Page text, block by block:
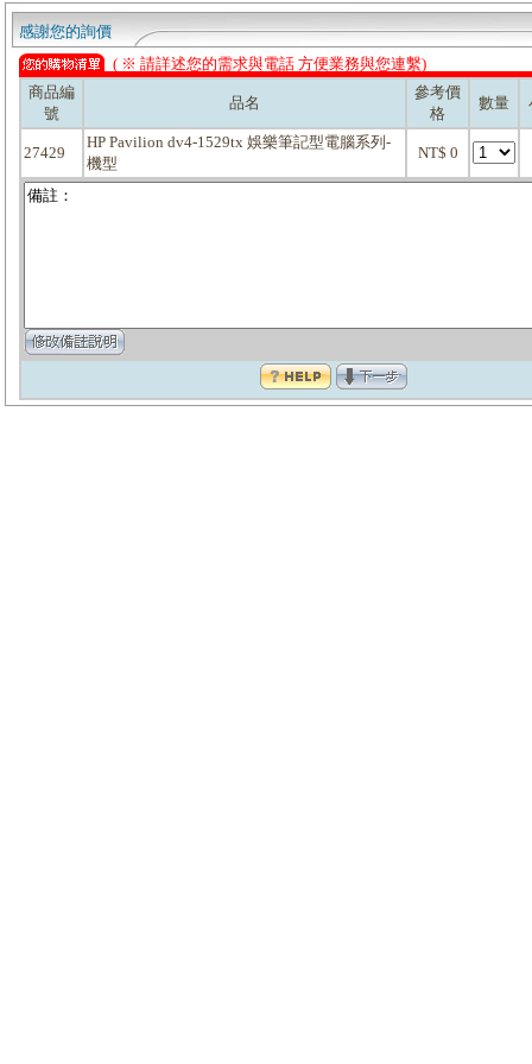
感謝您的詢價
( ※ 請詳述您的需求與電話 方便業務與您連繫)
商品編
號
品名
參考價
格
數量
27429
HP Pavilion dv4-1529tx 娛樂筆記型電腦系列-
機型
NT$ 0